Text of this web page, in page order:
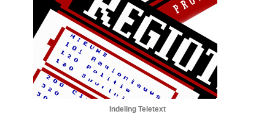
Indeling Teletext